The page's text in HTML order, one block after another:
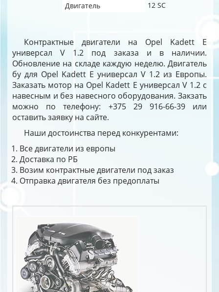
Двигатель
12 SC
Контрактные двигатели на Opel Kadett E
универсал V 1.2 под заказа и в наличии.
Обновление на складе каждую неделю. Двигатель
бу для Opel Kadett E универсал V 1.2 из Европы.
Заказать мотор на Opel Kadett E универсал V 1.2 с
навесным и без навесного оборудования. Закзать
можно по телефону: +375 29 916-66-39 или
оставить заявку на сайте.
Наши достоинства перед конкурентами:
Все двигатели из европы
Доставка по РБ
Возим контрактные двигатели под заказ
Отправка двигателя без предоплаты